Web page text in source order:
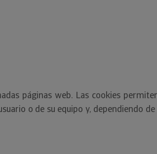
páginas web. Las cookies
o de su equipo y, dependiendo